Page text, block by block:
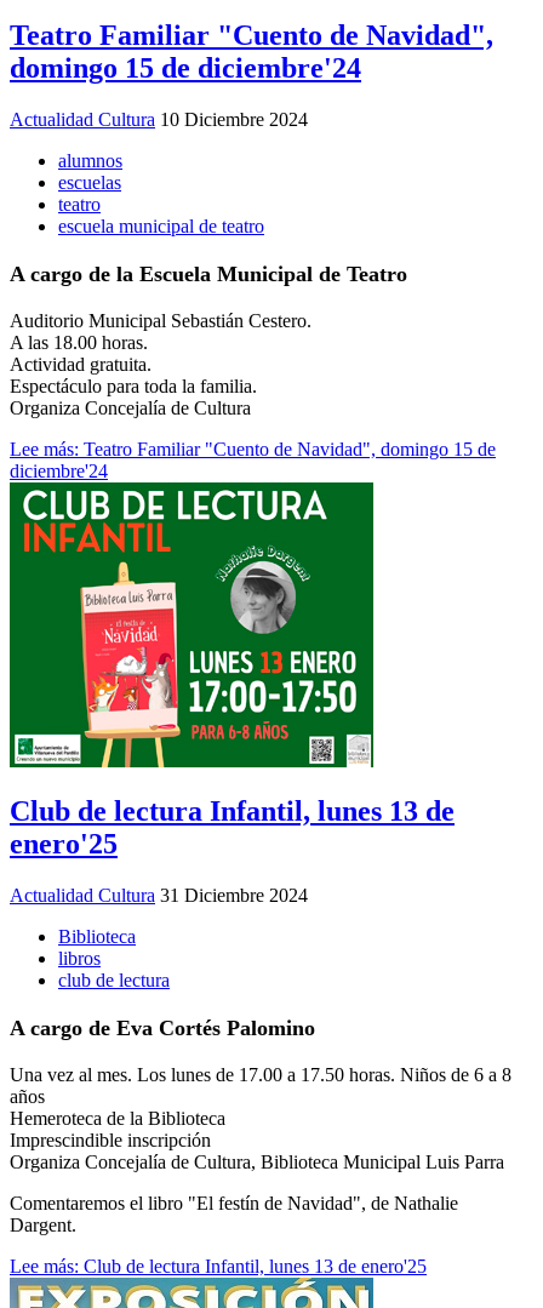
Teatro Familiar "Cuento de Navidad",
domingo 15 de diciembre'24
Actualidad Cultura 10 Diciembre 2024
alumnos
escuelas
teatro
escuela municipal de teatro
A cargo de la Escuela Municipal de Teatro
Auditorio Municipal Sebastián Cestero.
A las 18.00 horas.
Actividad gratuita.
Espectáculo para toda la familia.
Organiza Concejalía de Cultura
Lee más: Teatro Familiar "Cuento de Navidad", domingo 15 de
diciembre'24
Club de lectura Infantil, lunes 13 de
enero'25
Actualidad Cultura 31 Diciembre 2024
Biblioteca
libros
club de lectura
A cargo de Eva Cortés Palomino
Una vez al mes. Los lunes de 17.00 a 17.50 horas. Niños de 6 a 8
años
Hemeroteca de la Biblioteca
Imprescindible inscripción
Organiza Concejalía de Cultura, Biblioteca Municipal Luis Parra
Comentaremos el libro "El festín de Navidad", de Nathalie
Dargent.
Lee más: Club de lectura Infantil, lunes 13 de enero'25